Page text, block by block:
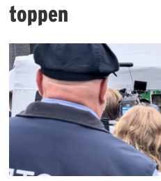
toppen